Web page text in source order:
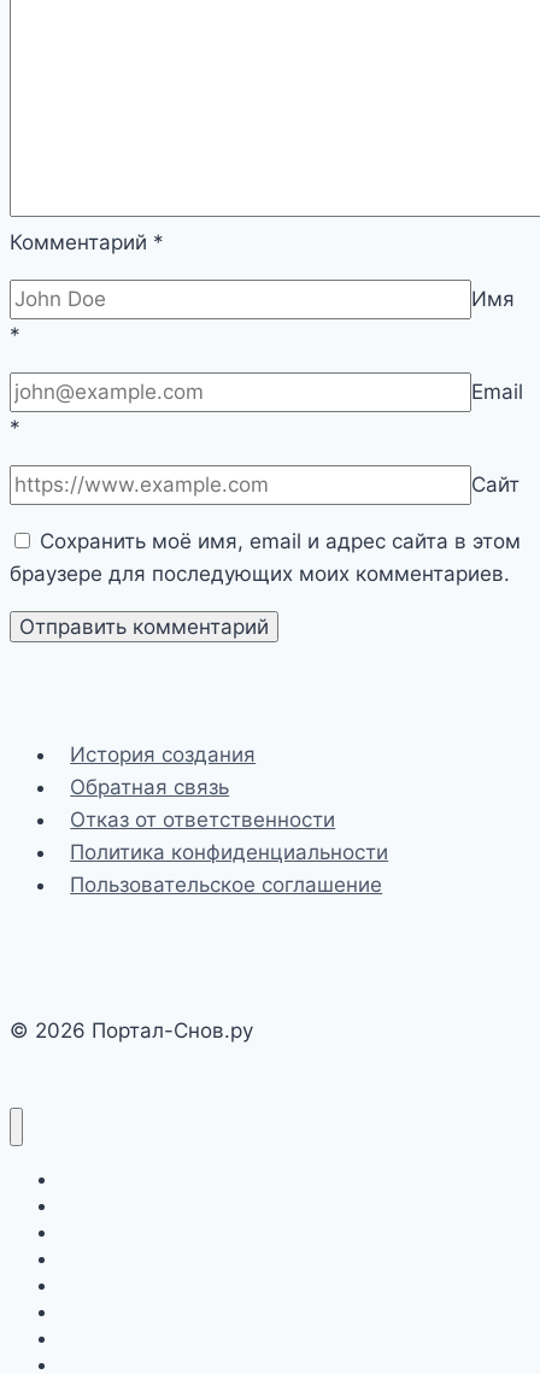
Комментарий *
Имя
*
Email
*
Сайт
Сохранить моё имя, email и адрес сайта в этом
браузере для последующих моих комментариев.
История создания
Обратная связь
Отказ от ответственности
Политика конфиденциальности
Пользовательское соглашение
© 2026 Портал-Снов.ру